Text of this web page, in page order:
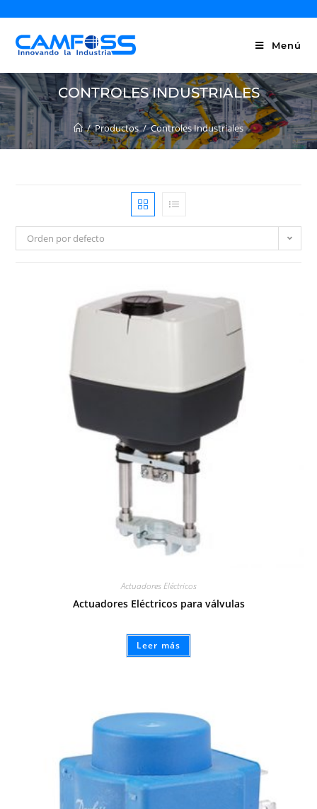
Menú
CONTROLES INDUSTRIALES
/ Productos / Controles Industriales
Orden por defecto
Actuadores Eléctricos
Actuadores Eléctricos para válvulas
Leer más